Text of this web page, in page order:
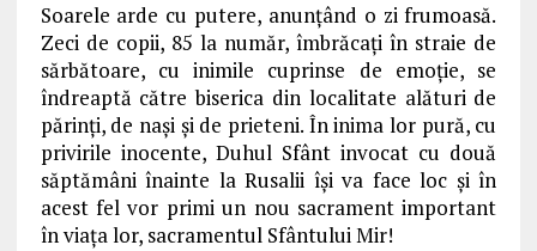
Soarele arde cu putere, anunţând o zi frumoasă.
Zeci de copii, 85 la număr, îmbrăcaţi în straie de
sărbătoare, cu inimile cuprinse de emoţie, se
îndreaptă către biserica din localitate alături de
părinţi, de naşi şi de prieteni. În inima lor pură, cu
privirile inocente, Duhul Sfânt invocat cu două
săptămâni înainte la Rusalii îşi va face loc şi în
acest fel vor primi un nou sacrament important
în viaţa lor, sacramentul Sfântului Mir!